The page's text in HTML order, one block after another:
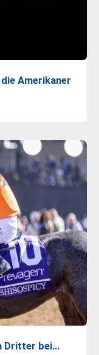
Amerikaner
Dritter bei…